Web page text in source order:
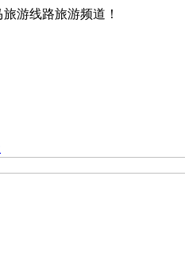
旅游线路旅游频道！